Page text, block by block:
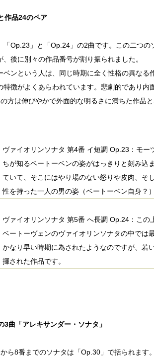
作品24のペア
「Op.23」と「Op.24」の2曲です。この二つ
、後に別々の作品番号が割り振られました。
ベンという人は、同じ時期に全く性格の異なる
特徴がよくあらわれています。悲劇的であり
方は伸びやかで外面的な明るさに満ちた作品
ヴァイオリンソナタ 第4番 イ短調 Op.23：モ
ちが知るベートーベンの姿がはっきりと刻み込
ていて、そこにはやり場のない怒りや皮肉、そ
性を持った一人の男の姿（ベートーベン自身？
ヴァイオリンソナタ 第5番 へ長調 Op.24：この
ベートーヴェンのヴァイオリンソナタの中では
かなり早い時期に為されたようなのですが、若
揮された作品です。
3曲「アレキサンダー・ソナタ」
ら8番までのソナタは「Op.30」で括られます